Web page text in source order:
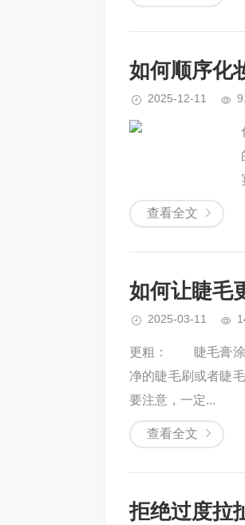
如何顺序化
2025-12-11
查看全文
如何让睫毛
2025-03-11
更粗： 睫毛膏涂
净的睫毛刷或者睫
要注意，一定...
查看全文
拒绝过度拉